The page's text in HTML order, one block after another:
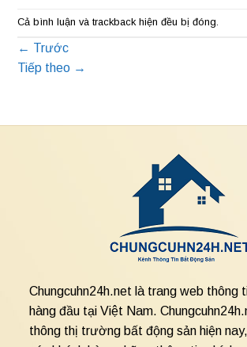
Cả bình luận và trackback hiện đều bị đóng.
← Trước
Tiếp theo →
Chungcuhn24h.net là trang web thông
hàng đầu tại Việt Nam.
thông thị trường bất động sản hiện